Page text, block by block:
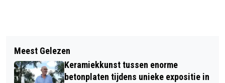
ACTIE VOOR HET BEHOUD VAN DE
GELDERSE VEREN EN PONTJES
WEER INBRAAK BIJ FOCUS OPTIEK
VELP
Meest Gelezen
Keramiekkunst tussen enorme
betonplaten tijdens unieke expositie in